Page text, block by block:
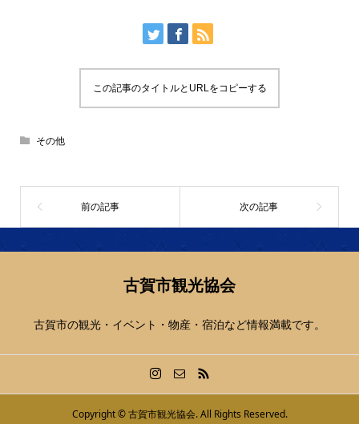
この記事のタイトルとURLをコピーする
その他
古賀市観光協会
古賀市の観光・イベント・物産・宿泊など情報満載です。
Copyright ©古賀市観光協会. All Rights Reserved.